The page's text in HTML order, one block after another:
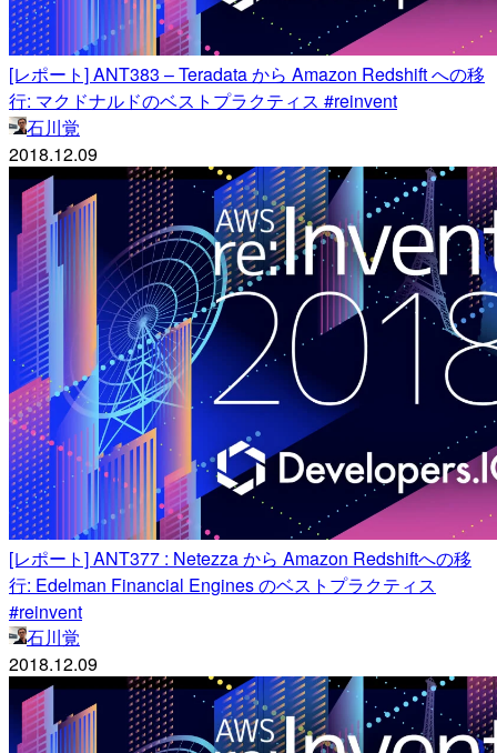
[レポート] ANT383 – Teradata から Amazon Redshift への移
行: マクドナルドのベストプラクティス #reinvent
石川覚
2018.12.09
[レポート] ANT377 : Netezza から Amazon Redshiftへの移
行: Edelman Financial Engines のベストプラクティス
#reinvent
石川覚
2018.12.09